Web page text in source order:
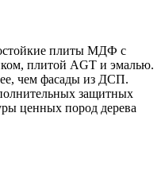
плиты МДФ с
плитой AGT и эмалью.
чем фасады из ДСП.
защитных
ценных пород дерева